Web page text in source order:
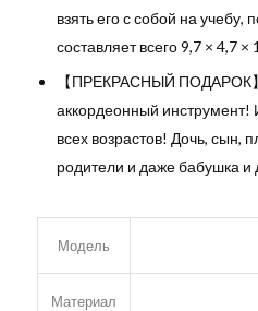
взять его с собой на учебу,
составляет всего 9,7 × 4,7
【ПРЕКРАСНЫЙ ПОДАРОК
аккордеонный
всех возрастов! Дочь, сын,
родители и даже бабушка
Модель
Материал